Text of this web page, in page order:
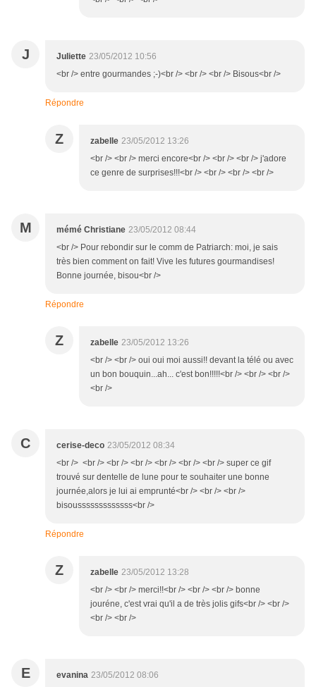
J Juliette 23/05/2012 10:56
<br /> entre gourmandes ;-)<br /> <br /> <br /> Bisous<br />
Répondre
Z zabelle 23/05/2012 13:26
<br /> <br /> merci encore<br /> <br /> <br /> j'adore
ce genre de surprises!!!<br /> <br /> <br /> <br />
M mémé Christiane 23/05/2012 08:44
<br /> Pour rebondir sur le comm de Patriarch: moi, je sais
très bien comment on fait! Vive les futures gourmandises!
Bonne journée, bisou<br />
Répondre
Z zabelle 23/05/2012 13:26
<br /> <br /> oui oui moi aussi!! devant la télé ou avec
un bon bouquin...ah... c'est bon!!!!!<br /> <br /> <br />
<br />
C cerise-deco 23/05/2012 08:34
<br /> <br /> <br /> <br /> <br /> <br /> <br /> super ce gif
trouvé sur dentelle de lune pour te souhaiter une bonne
journée,alors je lui ai emprunté<br /> <br /> <br />
bisousssssssssssss<br />
Répondre
Z zabelle 23/05/2012 13:28
<br /> <br /> merci!!<br /> <br /> <br /> bonne
jouréne, c'est vrai qu'il a de très jolis gifs<br /> <br />
<br /> <br />
E evanina 23/05/2012 08:06